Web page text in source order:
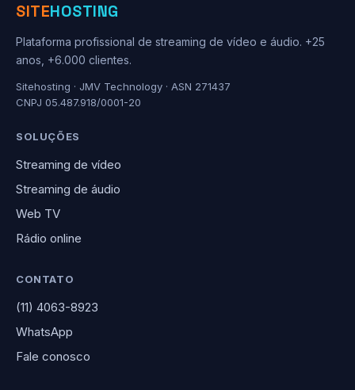
SITEHOSTING
Plataforma profissional de streaming de vídeo e áudio. +25
anos, +6.000 clientes.
Sitehosting · JMV Technology · ASN 271437
CNPJ 05.487.918/0001-20
SOLUÇÕES
Streaming de vídeo
Streaming de áudio
Web TV
Rádio online
CONTATO
(11) 4063-8923
WhatsApp
Fale conosco